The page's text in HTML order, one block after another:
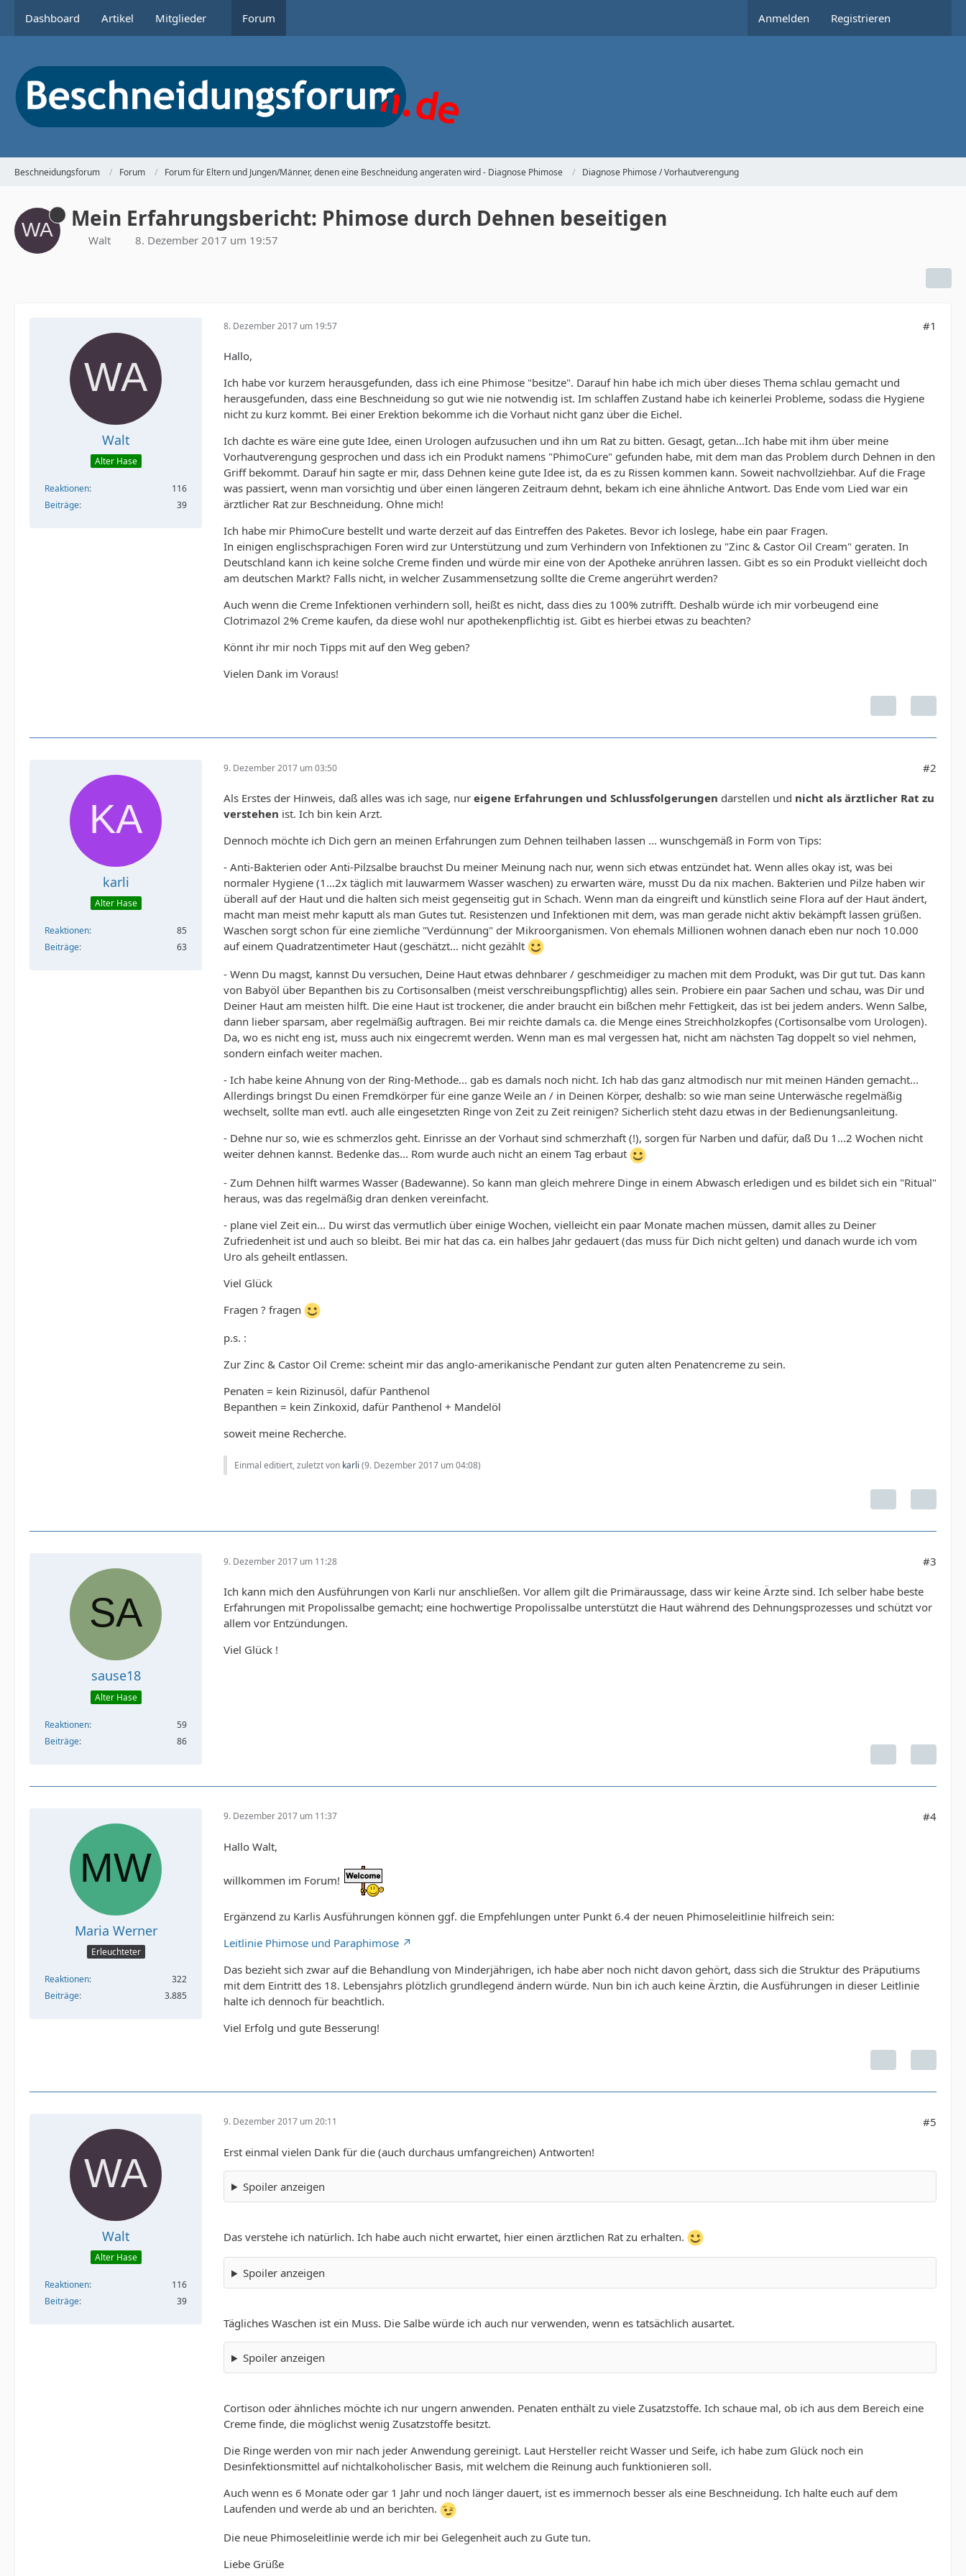
Dashboard Artikel Mitglieder Forum Anmelden Registrieren
Beschneidungsforum Forum Forum für Eltern und Jungen/Männer, denen eine Beschneidung angeraten wird - Diagnose Phimose Diagnose Phimose / Vorhautverengung
Mein Erfahrungsbericht: Phimose durch Dehnen beseitigen
Walt 8. Dezember 2017 um 19:57
Walt
Alter Hase
Reaktionen
116
Beiträge
39
8. Dezember 2017 um 19:57 #1
Hallo,
Ich habe vor kurzem herausgefunden, dass ich eine Phimose "besitze". Darauf hin habe ich mich über dieses Thema schlau gemacht und
herausgefunden, dass eine Beschneidung so gut wie nie notwendig ist. Im schlaffen Zustand habe ich keinerlei Probleme, sodass die Hygiene
nicht zu kurz kommt. Bei einer Erektion bekomme ich die Vorhaut nicht ganz über die Eichel.
Ich dachte es wäre eine gute Idee, einen Urologen aufzusuchen und ihn um Rat zu bitten. Gesagt, getan...Ich habe mit ihm über meine
Vorhautverengung gesprochen und dass ich ein Produkt namens "PhimoCure" gefunden habe, mit dem man das Problem durch Dehnen in den
Griff bekommt. Darauf hin sagte er mir, dass Dehnen keine gute Idee ist, da es zu Rissen kommen kann. Soweit nachvollziehbar. Auf die Frage
was passiert, wenn man vorsichtig und über einen längeren Zeitraum dehnt, bekam ich eine ähnliche Antwort. Das Ende vom Lied war ein
ärztlicher Rat zur Beschneidung. Ohne mich!
Ich habe mir PhimoCure bestellt und warte derzeit auf das Eintreffen des Paketes. Bevor ich loslege, habe ein paar Fragen.
In einigen englischsprachigen Foren wird zur Unterstützung und zum Verhindern von Infektionen zu "Zinc & Castor Oil Cream" geraten. In
Deutschland kann ich keine solche Creme finden und würde mir eine von der Apotheke anrühren lassen. Gibt es so ein Produkt vielleicht doch
am deutschen Markt? Falls nicht, in welcher Zusammensetzung sollte die Creme angerührt werden?
Auch wenn die Creme Infektionen verhindern soll, heißt es nicht, dass dies zu 100% zutrifft. Deshalb würde ich mir vorbeugend eine
Clotrimazol 2% Creme kaufen, da diese wohl nur apothekenpflichtig ist. Gibt es hierbei etwas zu beachten?
Könnt ihr mir noch Tipps mit auf den Weg geben?
Vielen Dank im Voraus!
karli
Alter Hase
Reaktionen
85
Beiträge
63
9. Dezember 2017 um 03:50 #2
Als Erstes der Hinweis, daß alles was ich sage, nur eigene Erfahrungen und Schlussfolgerungen darstellen und nicht als ärztlicher Rat zu
verstehen ist. Ich bin kein Arzt.
Dennoch möchte ich Dich gern an meinen Erfahrungen zum Dehnen teilhaben lassen ... wunschgemäß in Form von Tips:
- Anti-Bakterien oder Anti-Pilzsalbe brauchst Du meiner Meinung nach nur, wenn sich etwas entzündet hat. Wenn alles okay ist, was bei
normaler Hygiene (1...2x täglich mit lauwarmem Wasser waschen) zu erwarten wäre, musst Du da nix machen. Bakterien und Pilze haben wir
überall auf der Haut und die halten sich meist gegenseitig gut in Schach. Wenn man da eingreift und künstlich seine Flora auf der Haut ändert,
macht man meist mehr kaputt als man Gutes tut. Resistenzen und Infektionen mit dem, was man gerade nicht aktiv bekämpft lassen grüßen.
Waschen sorgt schon für eine ziemliche "Verdünnung" der Mikroorganismen. Von ehemals Millionen wohnen danach eben nur noch 10.000
auf einem Quadratzentimeter Haut (geschätzt... nicht gezählt
- Wenn Du magst, kannst Du versuchen, Deine Haut etwas dehnbarer / geschmeidiger zu machen mit dem Produkt, was Dir gut tut. Das kann
von Babyöl über Bepanthen bis zu Cortisonsalben (meist verschreibungspflichtig) alles sein. Probiere ein paar Sachen und schau, was Dir und
Deiner Haut am meisten hilft. Die eine Haut ist trockener, die ander braucht ein bißchen mehr Fettigkeit, das ist bei jedem anders. Wenn Salbe,
dann lieber sparsam, aber regelmäßig auftragen. Bei mir reichte damals ca. die Menge eines Streichholzkopfes (Cortisonsalbe vom Urologen).
Da, wo es nicht eng ist, muss auch nix eingecremt werden. Wenn man es mal vergessen hat, nicht am nächsten Tag doppelt so viel nehmen,
sondern einfach weiter machen.
- Ich habe keine Ahnung von der Ring-Methode... gab es damals noch nicht. Ich hab das ganz altmodisch nur mit meinen Händen gemacht...
Allerdings bringst Du einen Fremdkörper für eine ganze Weile an / in Deinen Körper, deshalb: so wie man seine Unterwäsche regelmäßig
wechselt, sollte man evtl. auch alle eingesetzten Ringe von Zeit zu Zeit reinigen? Sicherlich steht dazu etwas in der Bedienungsanleitung.
- Dehne nur so, wie es schmerzlos geht. Einrisse an der Vorhaut sind schmerzhaft (!), sorgen für Narben und dafür, daß Du 1...2 Wochen nicht
weiter dehnen kannst. Bedenke das... Rom wurde auch nicht an einem Tag erbaut
- Zum Dehnen hilft warmes Wasser (Badewanne). So kann man gleich mehrere Dinge in einem Abwasch erledigen und es bildet sich ein "Ritual"
heraus, was das regelmäßig dran denken vereinfacht.
- plane viel Zeit ein... Du wirst das vermutlich über einige Wochen, vielleicht ein paar Monate machen müssen, damit alles zu Deiner
Zufriedenheit ist und auch so bleibt. Bei mir hat das ca. ein halbes Jahr gedauert (das muss für Dich nicht gelten) und danach wurde ich vom
Uro als geheilt entlassen.
Viel Glück
Fragen ? fragen
p.s. :
Zur Zinc & Castor Oil Creme: scheint mir das anglo-amerikanische Pendant zur guten alten Penatencreme zu sein.
Penaten = kein Rizinusöl, dafür Panthenol
Bepanthen = kein Zinkoxid, dafür Panthenol + Mandelöl
soweit meine Recherche.
Einmal editiert, zuletzt von karli (9. Dezember 2017 um 04:08)
sause18
Alter Hase
Reaktionen
59
Beiträge
86
9. Dezember 2017 um 11:28 #3
Ich kann mich den Ausführungen von Karli nur anschließen. Vor allem gilt die Primäraussage, dass wir keine Ärzte sind. Ich selber habe beste
Erfahrungen mit Propolissalbe gemacht; eine hochwertige Propolissalbe unterstützt die Haut während des Dehnungsprozesses und schützt vor
allem vor Entzündungen.
Viel Glück !
Maria Werner
Erleuchteter
Reaktionen
322
Beiträge
3.885
9. Dezember 2017 um 11:37 #4
Hallo Walt,
willkommen im Forum!
Ergänzend zu Karlis Ausführungen können ggf. die Empfehlungen unter Punkt 6.4 der neuen Phimoseleitlinie hilfreich sein:
Leitlinie Phimose und Paraphimose
Das bezieht sich zwar auf die Behandlung von Minderjährigen, ich habe aber noch nicht davon gehört, dass sich die Struktur des Präputiums
mit dem Eintritt des 18. Lebensjahrs plötzlich grundlegend ändern würde. Nun bin ich auch keine Ärztin, die Ausführungen in dieser Leitlinie
halte ich dennoch für beachtlich.
Viel Erfolg und gute Besserung!
Walt
Alter Hase
Reaktionen
116
Beiträge
39
9. Dezember 2017 um 20:11 #5
Erst einmal vielen Dank für die (auch durchaus umfangreichen) Antworten!
Spoiler anzeigen
Das verstehe ich natürlich. Ich habe auch nicht erwartet, hier einen ärztlichen Rat zu erhalten.
Spoiler anzeigen
Tägliches Waschen ist ein Muss. Die Salbe würde ich auch nur verwenden, wenn es tatsächlich ausartet.
Spoiler anzeigen
Cortison oder ähnliches möchte ich nur ungern anwenden. Penaten enthält zu viele Zusatzstoffe. Ich schaue mal, ob ich aus dem Bereich eine
Creme finde, die möglichst wenig Zusatzstoffe besitzt.
Die Ringe werden von mir nach jeder Anwendung gereinigt. Laut Hersteller reicht Wasser und Seife, ich habe zum Glück noch ein
Desinfektionsmittel auf nichtalkoholischer Basis, mit welchem die Reinung auch funktionieren soll.
Auch wenn es 6 Monate oder gar 1 Jahr und noch länger dauert, ist es immernoch besser als eine Beschneidung. Ich halte euch auf dem
Laufenden und werde ab und an berichten.
Die neue Phimoseleitlinie werde ich mir bei Gelegenheit auch zu Gute tun.
Liebe Grüße